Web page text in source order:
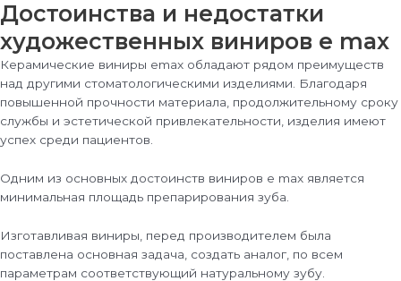
Достоинства и недостатки
художественных виниров e max
Керамические виниры emax обладают рядом преимуществ
над другими стоматологическими изделиями. Благодаря
повышенной прочности материала, продолжительному сроку
службы и эстетической привлекательности, изделия имеют
успех среди пациентов.
Одним из основных достоинств виниров e max является
минимальная площадь препарирования зуба.
Изготавливая виниры, перед производителем была
поставлена основная задача, создать аналог, по всем
параметрам соответствующий натуральному зубу.